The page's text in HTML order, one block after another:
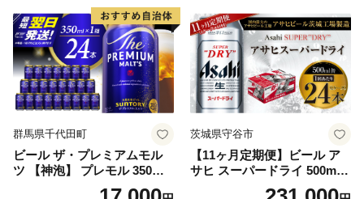
群馬県千代田町
ビール ザ・プレミアムモル
ツ 【神泡】 プレモル 350ml
× 24本 サントリー〈天然水の
茨城県守谷市
【11ヶ月定期便】ビール ア
サヒ スーパードライ 500ml 2
4本 1ケース×11ヶ月 | アサヒ